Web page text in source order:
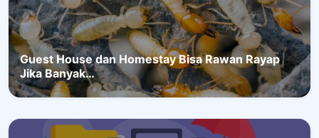
Guest House dan Homestay Bisa Rawan Rayap
Jika Banyak…